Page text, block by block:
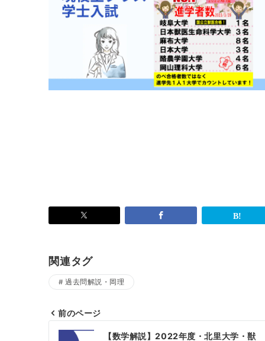
関連タグ
過去問解説・岡理
投
前のページ
【数学解説】2022年度・北里大学・獣